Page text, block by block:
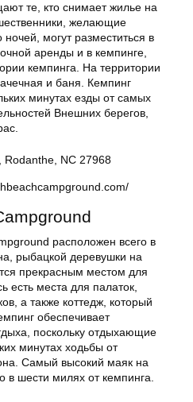
те, кто снимает жилье на
желающие
ночей, могут разместиться в
аренды и в кемпинге,
кемпинга. На территории
и баня. Кемпинг
минутах езды от самых
Внешних берегов,
Rodanthe, NC 27968
расположен всего в
рыбацкой деревушки на
прекрасным местом для
есть места для палаток,
а также коттедж, который
обеспечивает
поскольку отдыхающие
минутах ходьбы от
Самый высокий маяк на
в шести милях от кемпинга.